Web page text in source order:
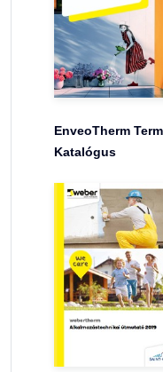
EnveoTherm
Katalógus